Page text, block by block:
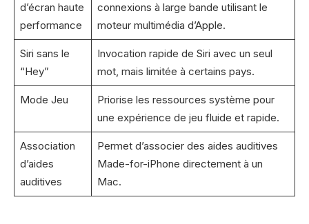
d’écran haute
performance
connexions à large bande utilisant le
moteur multimédia d’Apple.
Siri sans le
“Hey”
Invocation rapide de Siri avec un seul
mot, mais limitée à certains pays.
Mode Jeu
Priorise les ressources système pour
une expérience de jeu fluide et rapide.
Association
d’aides
auditives
Permet d’associer des aides auditives
Made-for-iPhone directement à un
Mac.